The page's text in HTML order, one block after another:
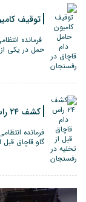
توقیف
حمل در یکی
کشف ۲۴ راس دام قاچاق قبل از تخلیه در رفسنجان
گاو قاچاق